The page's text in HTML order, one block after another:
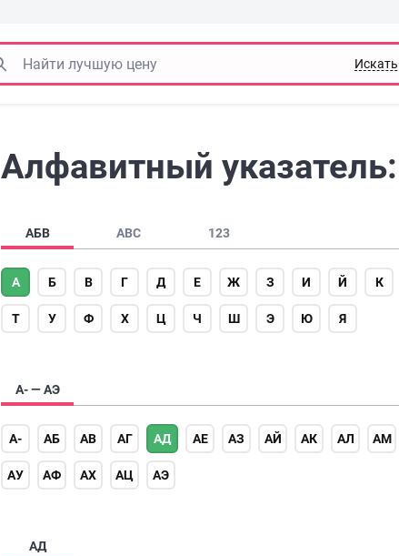
Алфавитный
АБВ ABC 123
А Б В Г Д Е Ж З И Й К
Т У Ф Х Ц Ч Ш Э Ю Я
А- — АЭ
А- АБ АВ АГ АД АЕ АЗ АЙ АК АЛ АМ
АУ АФ АХ АЦ АЭ
АД